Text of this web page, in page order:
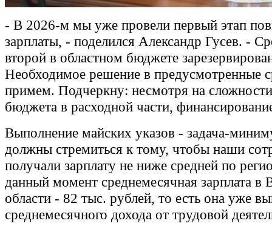
- В 2026-м мы уже провели первый этап
зарплаты, - поделился Александр Гусев. -
второй в областном бюджете
Необходимое решение в предусмотренные
примем. Подчеркну: несмотря на
бюджета в расходной части,
Выполнение майских указов - задача-
должны стремиться к тому, чтобы наши
получали зарплату не ниже средней по
данный момент среднемесячная зарплата в
области - 82 тыс. рублей, то есть она уже
среднемесячного дохода от трудовой